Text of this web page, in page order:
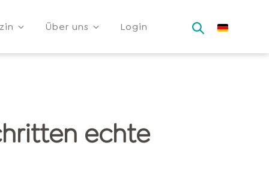
Über uns Login
echte